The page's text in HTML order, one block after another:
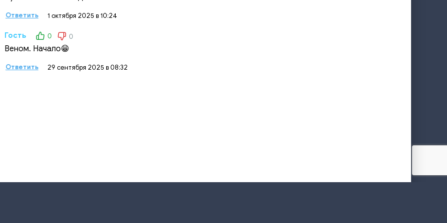
Ответить 1 октября 2025 в 10:24
Гость 0 0
Веном. Начало😁
Ответить 29 сентября 2025 в 08:32